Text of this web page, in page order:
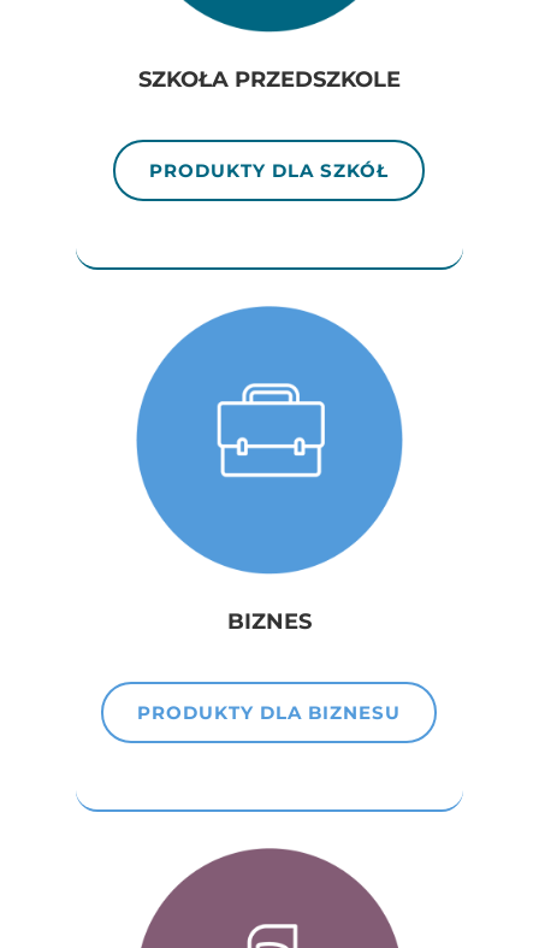
SZKOŁA PRZEDSZKOLE
PRODUKTY DLA SZKÓŁ
BIZNES
PRODUKTY DLA BIZNESU